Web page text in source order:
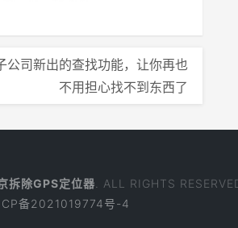
公司新出的查找功能，让你再也
不用担心找不到东西了
拆除GPS定位器 . ALL RIGHTS
备2021019774号-4